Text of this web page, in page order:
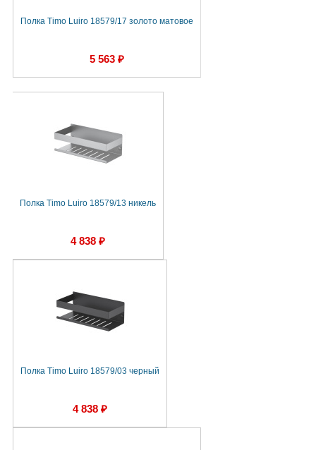
Полка Timo Luiro 18579/17 золото матовое
5 563 ₽
Полка Timo Luiro 18579/13 никель
4 838 ₽
Полка Timo Luiro 18579/03 черный
4 838 ₽